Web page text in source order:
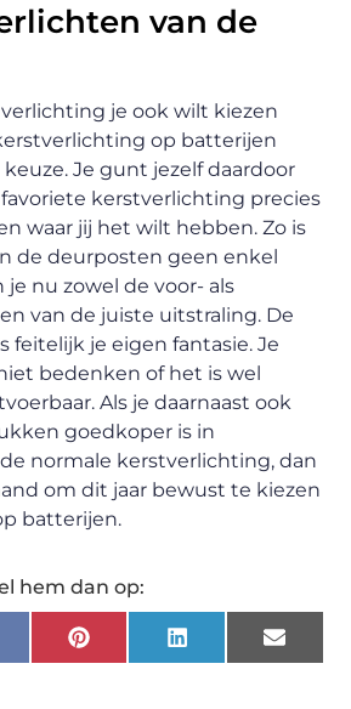
van de
je ook wilt kiezen
op batterijen
Je gunt jezelf daardoor
kerstverlichting precies
waar jij het wilt hebben. Zo is
de deurposten geen enkel
nu zowel de voor- als
van de juiste uitstraling. De
feitelijk je eigen fantasie. Je
bedenken of het is wel
Als je daarnaast ook
goedkoper is in
normale kerstverlichting, dan
om dit jaar bewust te kiezen
batterijen.
hem dan op:
Pinterest LinkedIn Email